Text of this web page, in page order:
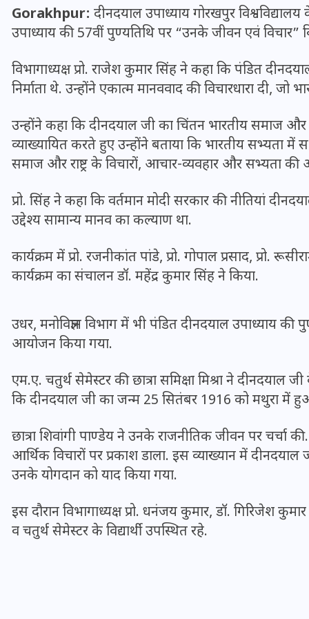
Gorakhpur: दीनदयाल उपाध्याय गोरखपुर
उपाध्याय की 57वीं पुण्यतिथि पर “उनके जीवन एवं
विभागाध्यक्ष प्रो. राजेश कुमार सिंह ने कहा कि पंडित
निर्माता थे. उन्होंने एकात्म मानववाद की विचारधारा दी,
उन्होंने कहा कि दीनदयाल जी का चिंतन भारतीय समाज
व्याख्यायित करते हुए उन्होंने बताया कि भारतीय सभ्यता में
समाज और राष्ट्र के विचारों, आचार-व्यवहार और सभ्यता की
प्रो. सिंह ने कहा कि वर्तमान मोदी सरकार की नीतियां
उद्देश्य सामान्य मानव का कल्याण था.
कार्यक्रम में प्रो. रजनीकांत पांडे, प्रो. गोपाल प्रसाद, प्रो.
कार्यक्रम का संचालन डॉ. महेंद्र कुमार सिंह ने किया.
उधर, मनोविज्ञान विभाग में भी पंडित दीनदयाल उपाध्याय
आयोजन किया गया.
एम.ए. चतुर्थ सेमेस्टर की छात्रा समिक्षा मिश्रा ने दीनदयाल
कि दीनदयाल जी का जन्म 25 सितंबर 1916 को मथुरा में
छात्रा शिवांगी पाण्डेय ने उनके राजनीतिक जीवन पर चर्चा
आर्थिक विचारों पर प्रकाश डाला. इस व्याख्यान में
उनके योगदान को याद किया गया.
इस दौरान विभागाध्यक्ष प्रो. धनंजय कुमार, डॉ. गिरिजेश
व चतुर्थ सेमेस्टर के विद्यार्थी उपस्थित रहे.
UPSSSC Lekhpal Recruitment
2025: यूपी में लेखपाल के पदों
पर बंपर भर्ती का विज्ञापन जारी,
जानें कब से शुरू होंगे आवेदन
16 दिसम्बर 2025
जिस कमरे में बिना बिजली-पंखे